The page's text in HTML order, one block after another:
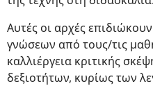
Αυτές οι αρχές
γνώσεων από τους/τις
καλλιέργεια κριτικής
δεξιοτήτων, κυρίως των